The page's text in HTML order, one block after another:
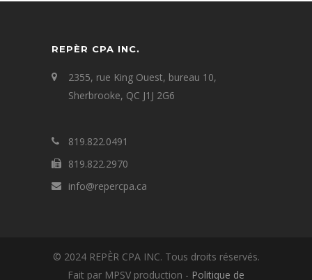
REPÈR CPA INC.
2355, rue King Ouest, bureau 10,
Sherbrooke, QC J1J 2G6
819.822.0491
819.822.2970
info@repercpa.ca
© 2024 REPÈR CPA INC. Tous droits réservés.
Fait par MPSV production - Politique de